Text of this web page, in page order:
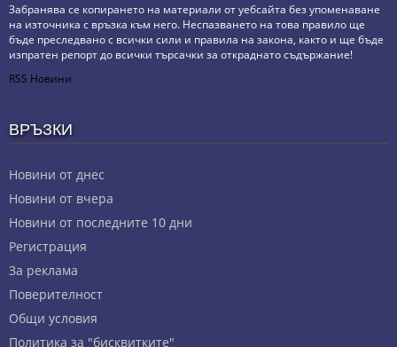
Забранява се копирането на материали от уебсайта без упоменаване
на източника с връзка към него. Неспазването на това правило ще
бъде преследвано с всички сили и правила на закона, както и ще бъде
изпратен репорт до всички търсачки за откраднато съдържание!
RSS Новини
ВРЪЗКИ
Новини от днес
Новини от вчера
Новини от последните 10 дни
Регистрация
За реклама
Πoвepитeлнocт
Общи условия
Политика за "бисквитките"